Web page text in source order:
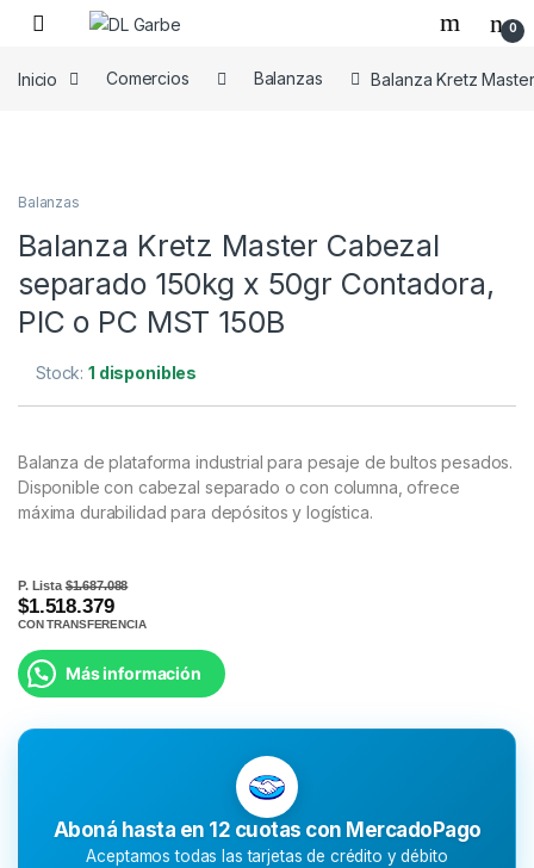
0
Inicio Comercios Balanzas Balanza Kretz
Balanzas
Balanza Kretz Master Cabezal
separado 150kg x 50gr Contadora,
PIC o PC MST 150B
Stock:1 disponibles
Balanza de plataforma industrial para pesaje de bultos pesados.
Disponible con cabezal separado o con columna, ofrece
máxima durabilidad para depósitos y logística.
P. Lista$1.687.088
$1.518.379
CON TRANSFERENCIA
Más información
Aboná hasta en 12 cuotas con MercadoPago
Aceptamos todas las tarjetas de crédito y débito